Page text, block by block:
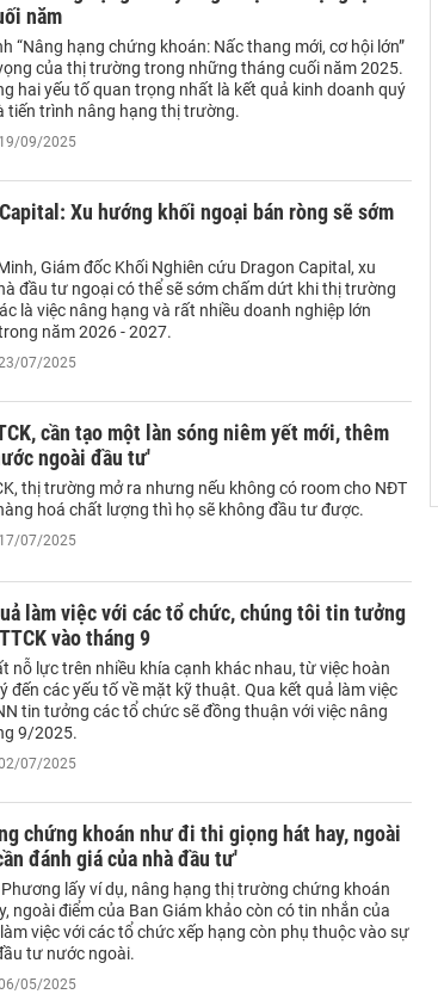
năm
“Nâng hạng chứng khoán: Nấc thang mới, cơ hội lớn”
của thị trường trong những tháng cuối năm 2025.
hai yếu tố quan trọng nhất là kết quả kinh doanh quý
tiến trình nâng hạng thị trường.
09/2025
Xu hướng khối ngoại bán ròng sẽ sớm
Giám đốc Khối Nghiên cứu Dragon Capital, xu
đầu tư ngoại có thể sẽ sớm chấm dứt khi thị trường
là việc nâng hạng và rất nhiều doanh nghiệp lớn
năm 2026 - 2027.
07/2025
cần tạo một làn sóng niêm yết mới, thêm
ngoài đầu tư'
thị trường mở ra nhưng nếu không có room cho NĐT
hoá chất lượng thì họ sẽ không đầu tư được.
07/2025
làm việc với các tổ chức, chúng tôi tin tưởng
vào tháng 9
nỗ lực trên nhiều khía cạnh khác nhau, từ việc hoàn
đến các yếu tố về mặt kỹ thuật. Qua kết quả làm việc
tin tưởng các tổ chức sẽ đồng thuận với việc nâng
9/2025.
07/2025
chứng khoán như đi thi giọng hát hay, ngoài
đánh giá của nhà đầu tư'
lấy ví dụ, nâng hạng thị trường chứng khoán
ngoài điểm của Ban Giám khảo còn có tin nhắn của
việc với các tổ chức xếp hạng còn phụ thuộc vào sự
tư nước ngoài.
05/2025